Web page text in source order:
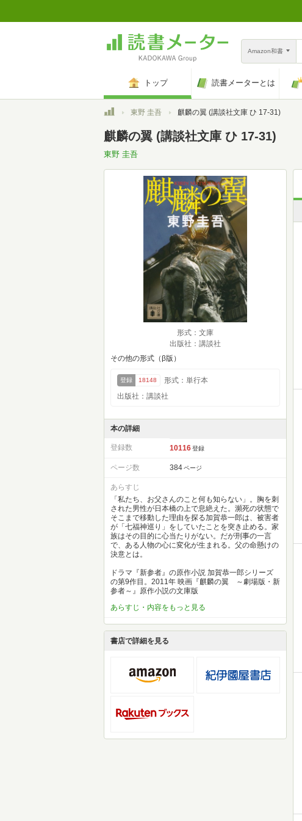
Amazon和書
トップ 読書メーターとは
トップ東野 圭吾 麒麟の翼 (講談社文庫 ひ 17-31)
麒麟の翼 (講談社文庫 ひ 17-31)
東野 圭吾
形式：文庫
出版社：講談社
その他の形式（β版）
登録 18148
形式：単行本
出版社：講談社
本の詳細
登録数 10116 登録
ページ数 384 ページ
あらすじ
「私たち、お父さんのこと何も知らない」。胸を刺
された男性が日本橋の上で息絶えた。瀕死の状態で
そこまで移動した理由を探る加賀恭一郎は、被害者
が「七福神巡り」をしていたことを突き止める。家
族はその目的に心当たりがない。だが刑事の一言
で、ある人物の心に変化が生まれる。父の命懸けの
決意とは。
ドラマ『新参者』の原作小説 加賀恭一郎シリーズ
の第9作目。2011年 映画『麒麟の翼 ～劇場版・新
参者～』原作小説の文庫版
あらすじ・内容をもっと見る
書店で詳細を見る